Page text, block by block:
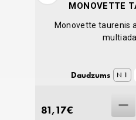
GROZĀ
MONOVETTE
8
Monovette taurenis
Daudzums N 1
81,17€
Taurenis